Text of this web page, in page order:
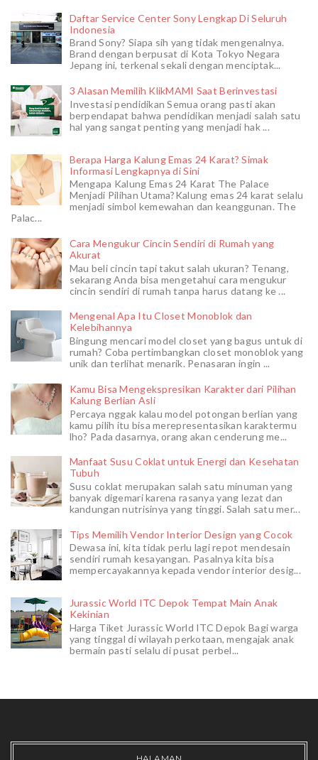
Daftar Service Center Sony Lengkap Di Seluruh
Indonesia
Brand Sony? Siapa sih yang tidak mengenalnya.
Brand dengan berpusat di Kota Tokyo Negara
Jepang ini, terkenal sekali dengan menciptak...
3 Alasan Memilih KlikMAMI Saat Berinvestasi
Investasi pendidikan Semua orang pasti akan
berpendapat bahwa pendidikan menjadi salah satu
hal yang sangat penting yang menjadi hak ...
Berapa Harga Kalung Emas 24 Karat? Simak
Informasi Lengkapnya di Sini
Mengapa Kalung Emas 24 Karat The Palace
Menjadi Pilihan Utama?Kalung emas 24 karat selalu
menjadi simbol kemewahan dan keanggunan. The
Palac...
Cara Mengukur Cincin Sendiri di Rumah yang
Akurat
Mau beli cincin tapi takut salah ukuran? Tenang,
sekarang Anda bisa mengetahui cara mengukur
cincin sendiri di rumah tanpa harus datang ke ...
Mengenal Apa Itu Closet Monoblok dan
Kelebihannya
Bingung mencari model closet yang bagus untuk di
rumah? Coba pertimbangkan closet monoblok yang
unik dan terlihat menarik. Penasaran ingin ...
Kamu Bisa Mengekspresikan Karakter dari Pilihan
Kalung Berlian Asli
Percaya nggak kalau model potongan berlian yang
kamu pilih itu bisa merepresentasikan karaktermu
lho? Pada dasarnya, orang akan cenderung me...
Manfaat Susu Coklat untuk Energi dan Kesehatan
Tubuh
Susu coklat merupakan salah satu minuman yang
banyak digemari karena rasanya yang lezat dan
kandungan nutrisinya yang tinggi. Salah satu mer...
Tips Memilih Vendor Interior Design yang Cocok
Dewasa ini, kita tidak perlu lagi repot mendesain
sendiri rumah kesayangan. Pasalnya kita bisa
mempercayakannya kepada vendor interior desig...
Jurassic World ITC Depok Tempat Main Anak
Kekinian
Harga Tiket Jurassic World ITC Depok Bagi warga
yang tinggal di wilayah perkotaan, mengajak anak
bermain pasti selalu di pusat perbel...